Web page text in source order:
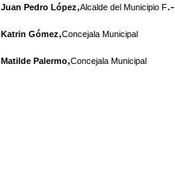
Juan Pedro López,Alcalde del Municipio F.-
Katrin Gómez,Concejala Municipal
Matilde Palermo,Concejala Municipal